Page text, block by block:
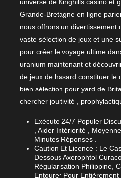
universe de Kinghills casino et
Grande-Bretagne en ligne
nous offrons un divertissement
vaste sélection de jeux et une
pour créer le voyage ultime
uranium maintenant et
de jeux de hasard constituer le
bien sélection pour yard de
chercher jouitivité ,
Exécute 24/7 Populer
, Aider Intériorité ,
Minutes Réponses .
Caution Et Licence : Le
Dessous Axerophtol
Régularisation Philippine,
Entourer Pour Entièrement